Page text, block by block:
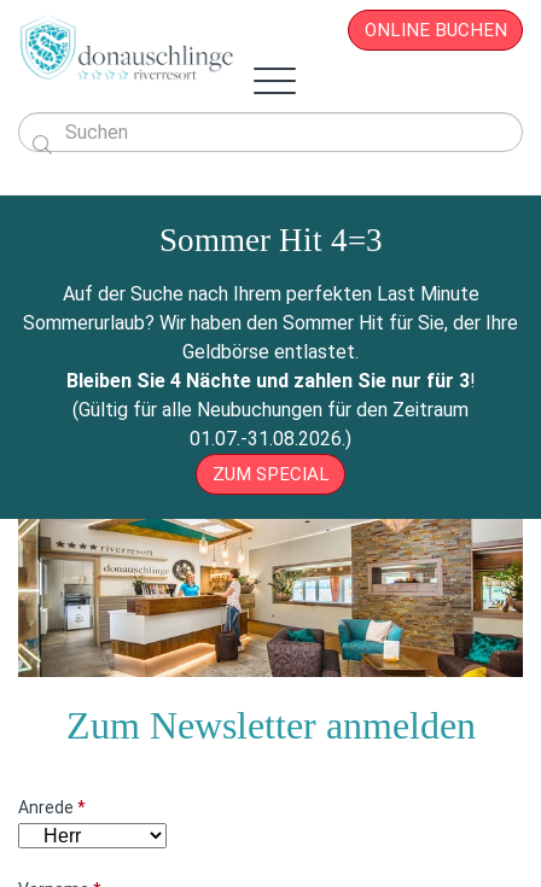
ONLINE BUCHEN
Winterurlaub
Geschichte
Team
Hotelvideos
Webcam
Zimmer & Angebote
Zimmerpreise
Donau.ALLinclusive.Leistungen
Stornobedingungen
Donau.PAUSCHALEN
Donau.EVENTS
Urlaub mit der Familie
Urlaub mit Freunden
Urlaub mit dem Hund
Singleurlaub mit Kind
Sportlich & Aktiv
Aktivprogramm
Radfahren
Donau-Radfähre
Bike Station
Badeerlebnis
Yoga an der Donau
Wellness-Paradies
Beauty & Kosmetik
Wickel & Packungen
Entspannungs-Pakete
Business & Seminare
Seminare & Tagungen
Firmenfeiern
Seminaranfrage
ONLINE BUCHEN
Kontakt
Zimmerpreise

Sommer Hit 4=3
Auf der Suche nach Ihrem perfekten Last Minute
Sommerurlaub? Wir haben den Sommer Hit für Sie, der Ihre
Geldbörse entlastet.
Bleiben Sie 4 Nächte und zahlen Sie nur für 3!
(Gültig für alle Neubuchungen für den Zeitraum
01.07.-31.08.2026.)
ZUM SPECIAL
Zum Newsletter anmelden
Anrede *